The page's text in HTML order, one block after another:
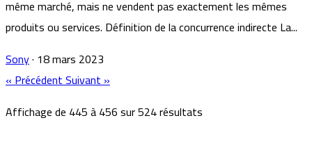
même marché, mais ne vendent pas exactement les mêmes
produits ou services. Définition de la concurrence indirecte La...
Sony· 18 mars 2023
« PrécédentSuivant »
Affichage de 445à456sur524résultats